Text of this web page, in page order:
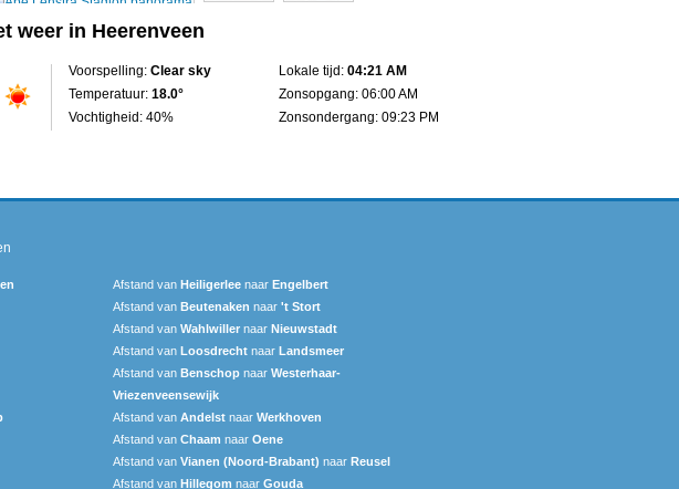
weer in Heerenveen
Voorspelling: Clear sky
Temperatuur: 18.0°
Vochtigheid: 40%
Lokale tijd: 04:21 AM
Zonsopgang: 06:00 AM
Zonsondergang: 09:23 PM
Afstand van Heiligerlee naar Engelbert
Afstand van Beutenaken naar 't Stort
Afstand van Wahlwiller naar Nieuwstadt
Afstand van Loosdrecht naar Landsmeer
Afstand van Benschop naar Westerhaar-
Vriezenveensewijk
Afstand van Andelst naar Werkhoven
Afstand van Chaam naar Oene
Afstand van Vianen (Noord-Brabant) naar Reusel
Afstand van Hillegom naar Gouda